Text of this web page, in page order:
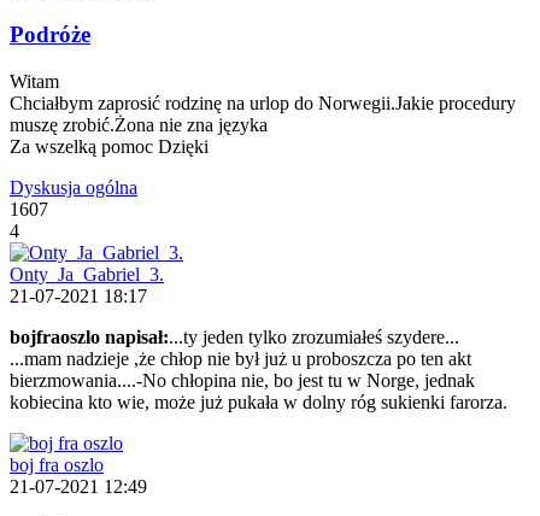
Podróże
Witam
Chciałbym zaprosić rodzinę na urlop do Norwegii.Jakie procedury
muszę zrobić.Żona nie zna języka
Za wszelką pomoc Dzięki
Dyskusja ogólna
1607
4
Onty_Ja_Gabriel_3.
21-07-2021 18:17
bojfraoszlo napisał:...ty jeden tylko zrozumiałeś szydere...
...mam nadzieje ,że chłop nie był już u proboszcza po ten akt
bierzmowania....-No chłopina nie, bo jest tu w Norge, jednak
kobiecina kto wie, może już pukała w dolny róg sukienki farorza.
boj fra oszlo
21-07-2021 12:49